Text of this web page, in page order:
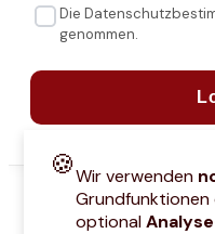
Die
genommen.
🍪Wir verwenden
Grundfunktionen
optional